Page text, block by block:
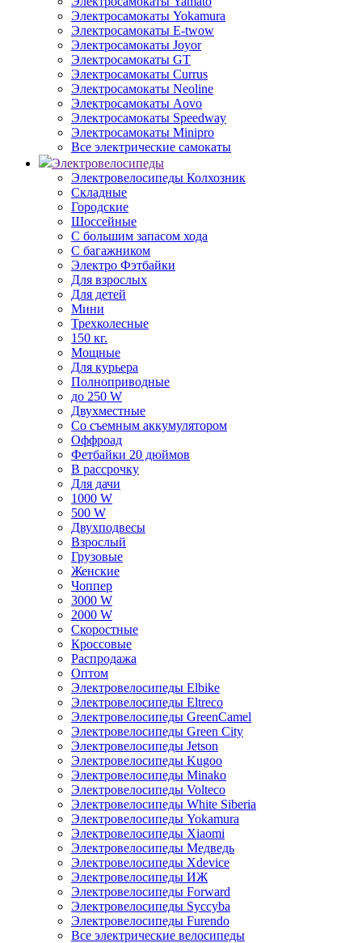
Электросамокаты Yokamura
Электросамокаты E-twow
Электросамокаты Joyor
Электросамокаты GT
Электросамокаты Currus
Электросамокаты Neoline
Электросамокаты Aovo
Электросамокаты Speedway
Электросамокаты Minipro
Все электрические самокаты
Электровелосипеды
Электровелосипеды Колхозник
Складные
Городские
Шоссейные
С большим запасом хода
С багажником
Электро Фэтбайки
Для взрослых
Для детей
Мини
Трехколесные
150 кг.
Мощные
Для курьера
Полноприводные
до 250 W
Двухместные
Со съемным аккумулятором
Оффроад
Фетбайки 20 дюймов
В рассрочку
Для дачи
1000 W
500 W
Двухподвесы
Взрослый
Грузовые
Женские
Чоппер
3000 W
2000 W
Скоростные
Кроссовые
Распродажа
Оптом
Электровелосипеды Elbike
Электровелосипеды Eltreco
Электровелосипеды GreenCamel
Электровелосипеды Green City
Электровелосипеды Jetson
Электровелосипеды Kugoo
Электровелосипеды Minako
Электровелосипеды Volteco
Электровелосипеды White Siberia
Электровелосипеды Yokamura
Электровелосипеды Xiaomi
Электровелосипеды Медведь
Электровелосипеды Xdevice
Электровелосипеды ИЖ
Электровелосипеды Forward
Электровелосипеды Syccyba
Электровелосипеды Furendo
Все электрические велосипеды